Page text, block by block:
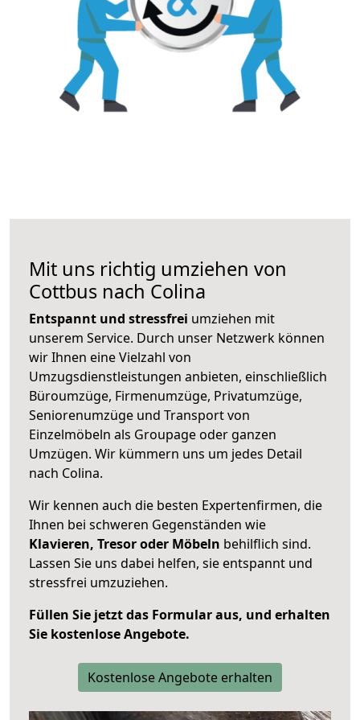
Mit uns richtig umziehen von
Cottbus nach Colina
Entspannt und stressfrei umziehen mit
unserem Service. Durch unser Netzwerk können
wir Ihnen eine Vielzahl von
Umzugsdienstleistungen anbieten, einschließlich
Büroumzüge, Firmenumzüge, Privatumzüge,
Seniorenumzüge und Transport von
Einzelmöbeln als Groupage oder ganzen
Umzügen. Wir kümmern uns um jedes Detail
nach Colina.
Wir kennen auch die besten Expertenfirmen, die
Ihnen bei schweren Gegenständen wie
Klavieren, Tresor oder Möbeln behilflich sind.
Lassen Sie uns dabei helfen, sie entspannt und
stressfrei umzuziehen.
Füllen Sie jetzt das Formular aus, und erhalten
Sie kostenlose Angebote.
Kostenlose Angebote erhalten